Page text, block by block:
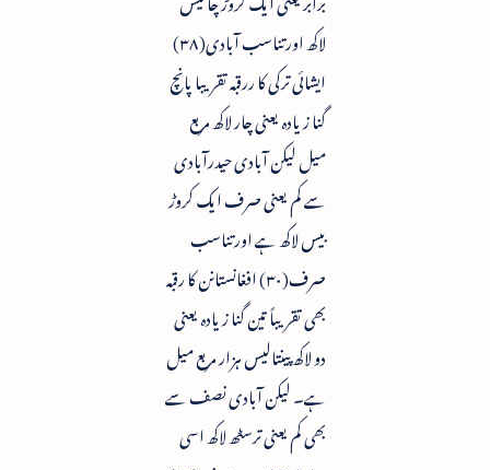
لاکھ اور تناسب آبادی(۳۸)
ایشائی ترکی کا ررقبہ تقریبا پانچ
گنا زیادہ یعنی چار لاکھ مربع
میل لیکن آبادی حیدرآبادی
سے کم یعنی صرف ایک کروڑ
بیس لاکھ ہے اور تناسب
صرف(۳۰) افغانستانن کا رقبہ
بھی تقریباً تین گنا زیادہ یعنی
دو لاکھ پینتالیس ہزار مربع میل
ہے۔ لیکن آبادی نصف سے
بھی کم یعنی ترسٹھ لاکھ اسی